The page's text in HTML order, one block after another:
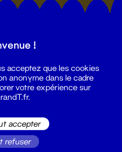
!
acceptez que les cookies
anonyme dans le cadre
votre expérience sur
accepter
refuser